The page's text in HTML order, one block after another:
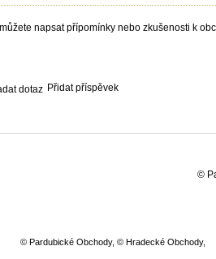
napsat přípomínky nebo zkušenosti k
Přidat příspěvek
©
© Pardubické Obchody, © Hradecké Obchody,